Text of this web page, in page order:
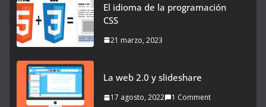
El idioma de la programación
CSS
21 marzo, 2023
La web 2.0 y slideshare
17 agosto, 2022 1 Comment